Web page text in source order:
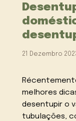
21 Dezembro
melhores
desentupir o
tubulações,